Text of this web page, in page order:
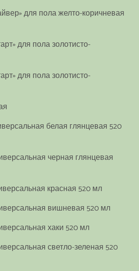
для пола желто-коричневая
для пола золотисто-
для пола золотисто-
белая глянцевая 520
черная глянцевая
красная 520 мл
вишневая 520 мл
хаки 520 мл
светло-зеленая 520